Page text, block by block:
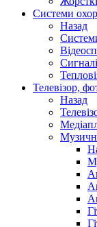
Системи
Назад
Телевізор,
Назад